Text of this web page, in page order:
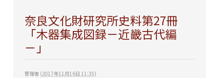
奈良文化財研究所史料第27冊
「木器集成図録－近畿古代編
－」
管理者(2017年11月16日 11:35)